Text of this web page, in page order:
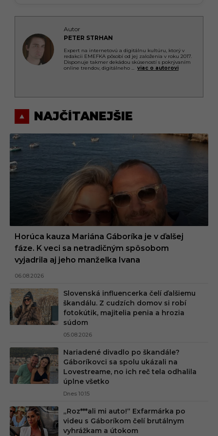
Autor
PETER STRHAN
Expert na internetovú a digitálnu kultúru, ktorý v
redakcii EMEFKA pôsobí od jej založenia v roku 2017.
Disponuje takmer dekádou skúseností s pokrývaním
online trendov, digitálneho ... viac o autorovi
NAJČÍTANEJŠIE
Horúca kauza Mariána Gáboríka je v ďalšej
fáze. K veci sa netradičným spôsobom
vyjadrila aj jeho manželka Ivana
06.08.2026
Slovenská influencerka čelí ďalšiemu
škandálu. Z cudzích domov si robí
fotokútik, majitelia penia a hrozia
súdom
05.08.2026
Nariadené divadlo po škandále?
Gáboríkovci sa spolu ukázali na
Lovestreame, no ich reč tela odhalila
úplne všetko
Dnes 10:15
„Roz***ali mi auto!“ Exfarmárka po
videu s Gáboríkom čelí brutálnym
vyhrážkam a útokom